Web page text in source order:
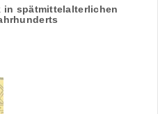
spätmittelalterlichen